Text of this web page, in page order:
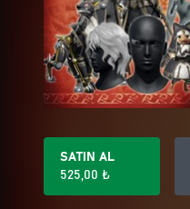
SATIN AL
525,00 ₺